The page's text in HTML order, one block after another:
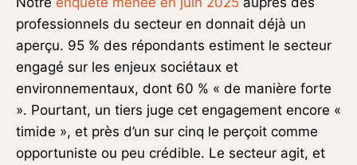
professionnels du secteur en donnait déjà un
aperçu. 95 % des répondants estiment le secteur
engagé sur les enjeux sociétaux et
environnementaux, dont 60 % « de manière forte
». Pourtant, un tiers juge cet engagement encore «
timide », et près d’un sur cinq le perçoit comme
opportuniste ou peu crédible. Le secteur agit, et